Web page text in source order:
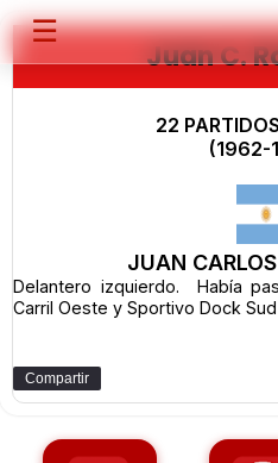
☰
Juan C.
22
(1962-
JUAN
Delantero izquierdo. Había
Carril Oeste y Sportivo Dock
Compartir